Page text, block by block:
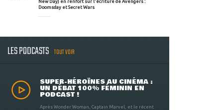
New Day) en renfort sur l'écriture de Avengers :
Doomsday et Secret Wars
LES PODCASTS TOUT VOIR
SUPER-HÉROÏNES AU CINÉMA :
UN DÉBAT 100% FÉMININ EN
PODCAST !
Après Wonder Woman, Captain Marvel, et le récent